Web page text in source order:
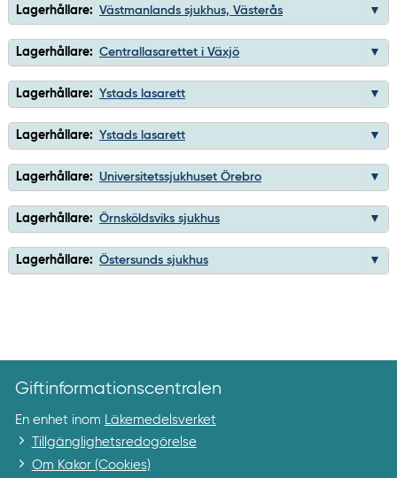
Lagerhållare: Västmanlands sjukhus, Västerås
Lagerhållare: Centrallasarettet i Växjö
Lagerhållare: Ystads lasarett
Lagerhållare: Ystads lasarett
Lagerhållare: Universitetssjukhuset Örebro
Lagerhållare: Örnsköldsviks sjukhus
Lagerhållare: Östersunds sjukhus
Giftinformationscentralen
En enhet inom
Läkemedelsverket
Tillgänglighetsredogörelse
Om Kakor (Cookies)